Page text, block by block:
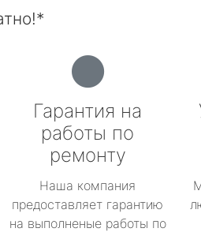
Гарантия на
работы по
ремонту
Наша компания
предоставляет гарантию
на выполненые работы по